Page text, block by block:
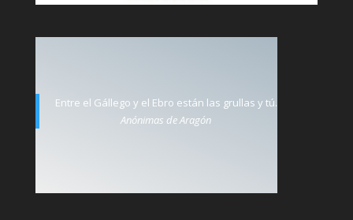
Entre el Gállego y el Ebro están las grullas y tú.
Anónimas de Aragón